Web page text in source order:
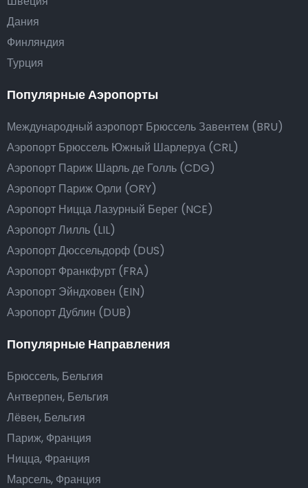
Дания
Финляндия
Турция
Популярные Аэропорты
Международный аэропорт Брюссель Завентем (BRU)
Аэропорт Брюссель Южный Шарлеруа (CRL)
Аэропорт Париж Шарль де Голль (CDG)
Аэропорт Париж Орли (ORY)
Аэропорт Ницца Лазурный Берег (NCE)
Аэропорт Лилль (LIL)
Аэропорт Дюссельдорф (DUS)
Аэропорт Франкфурт (FRA)
Аэропорт Эйндховен (EIN)
Аэропорт Дублин (DUB)
Популярные Направления
Брюссель, Бельгия
Антверпен, Бельгия
Лёвен, Бельгия
Париж, Франция
Ницца, Франция
Марсель, Франция